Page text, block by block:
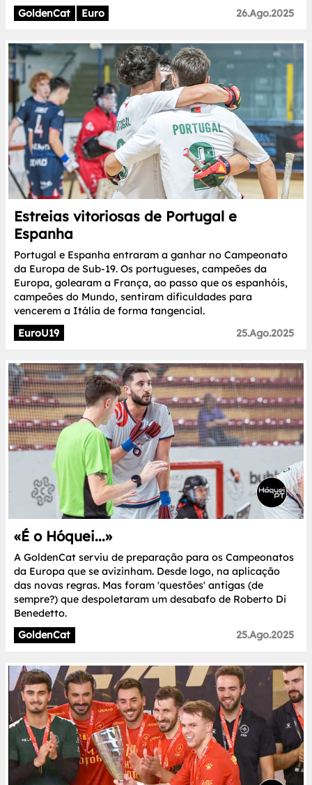
GoldenCat
Euro 26.Ago.2025
Estreias vitoriosas de Portugal e
Espanha
Portugal e Espanha entraram a ganhar no Campeonato
da Europa de Sub-19. Os portugueses, campeões da
Europa, golearam a França, ao passo que os espanhóis,
campeões do Mundo, sentiram dificuldades para
vencerem a Itália de forma tangencial.
EuroU19
25.Ago.2025
«É o Hóquei...»
A GoldenCat serviu de preparação para os Campeonatos
da Europa que se avizinham. Desde logo, na aplicação
das novas regras. Mas foram 'questões' antigas (de
sempre?) que despoletaram um desabafo de Roberto Di
Benedetto.
GoldenCat
25.Ago.2025